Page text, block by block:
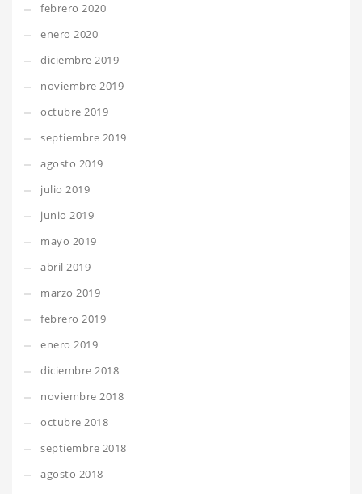
febrero 2020
enero 2020
diciembre 2019
noviembre 2019
octubre 2019
septiembre 2019
agosto 2019
julio 2019
junio 2019
mayo 2019
abril 2019
marzo 2019
febrero 2019
enero 2019
diciembre 2018
noviembre 2018
octubre 2018
septiembre 2018
agosto 2018